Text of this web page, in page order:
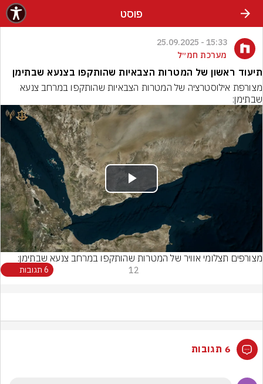
פוסט
15:33 - 25.09.2025
מערכת חמ״ל
תיעוד ראשון של המטרות הצבאיות שהותקפו בצנעא שבתימן
שבתימן:
Play
Video
מצורפים תצלומי אוויר של המטרות שהותקפו במרחב צנעא שבתימן:
12 6 תגובות
6 תגובות